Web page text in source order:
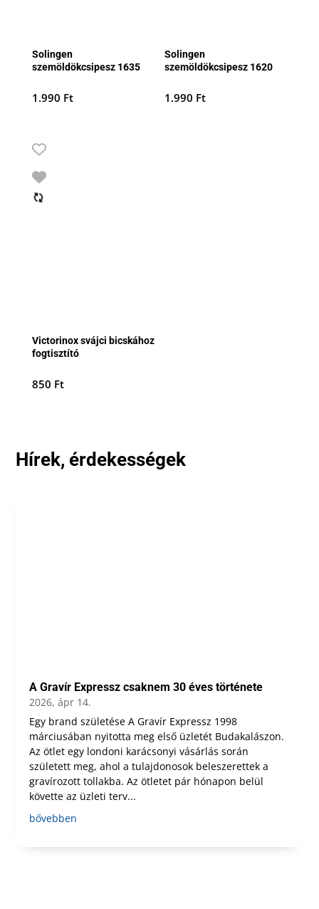
Solingen
szemöldökcsipesz 1635
1.990 Ft
Solingen
szemöldökcsipesz 1620
1.990 Ft
Victorinox svájci bicskához
fogtisztító
850 Ft
Hírek, érdekességek
A Gravír Expressz csaknem 30 éves története
2026, ápr 14.
Egy brand születése A Gravír Expressz 1998
márciusában nyitotta meg első üzletét Budakalászon.
Az ötlet egy londoni karácsonyi vásárlás során
született meg, ahol a tulajdonosok beleszerettek a
gravírozott tollakba. Az ötletet pár hónapon belül
követte az üzleti terv...
bővebben